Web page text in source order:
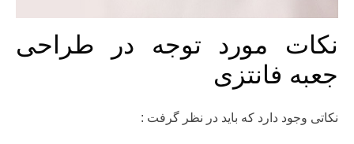
نکات مورد توجه در طراحی
جعبه فانتزی
نکاتی وجود دارد که باید در نظر گرفت :